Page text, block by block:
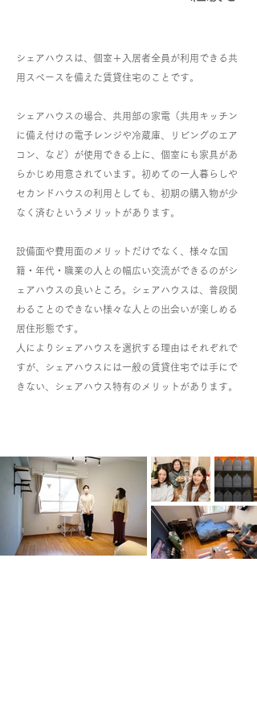
シェアハウスは、個室＋入居者全員が利用できる共
用スペースを備えた賃貸住宅のことです。
シェアハウスの場合、共用部の家電（共用キッチン
に備え付けの電子レンジや冷蔵庫、リビングのエア
コン、など）が使用できる上に、個室にも家具があ
らかじめ用意されています。初めての一人暮らしや
セカンドハウスの利用としても、初期の購入物が少
なく済むというメリットがあります。
設備面や費用面のメリットだけでなく、様々な国
籍・年代・職業の人との幅広い交流ができるのがシ
ェアハウスの良いところ。シェアハウスは、普段関
わることのできない様々な人との出会いが楽しめる
居住形態です。
人によりシェアハウスを選択する理由はそれぞれで
すが、シェアハウスには一般の賃貸住宅では手にで
きない、シェアハウス特有のメリットがあります。